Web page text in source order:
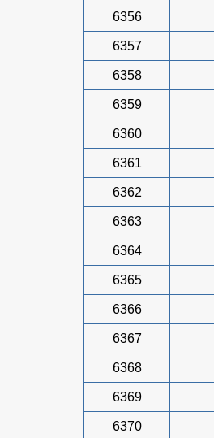
6356
6357
6358
6359
6360
6361
6362
6363
6364
6365
6366
6367
6368
6369
6370